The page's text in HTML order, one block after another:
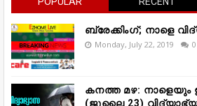
ബ്രേക്കിംഗ്; നാളെ
Monday, July 22, 2019 0
കനത്ത മഴ:
(ജൂലൈ 23)